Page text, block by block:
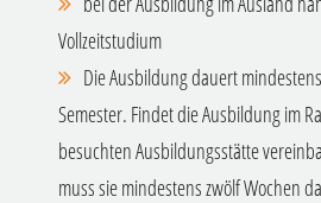
Vollzeitstudium
Die Ausbildung dauert
Semester. Findet die Ausbildung im
besuchten Ausbildungsstätte
muss sie mindestens zwölf Wochen